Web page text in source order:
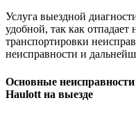
Услуга выездной
удобной, так как отпадает
транспортировки
неисправности и
Основные неисправности
Haulott на выезде